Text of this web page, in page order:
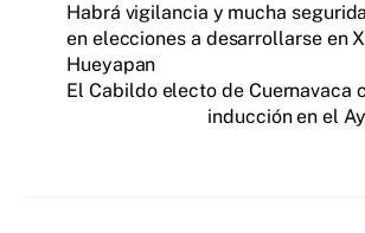
Habrá vigilancia y mucha
en elecciones a desarrollarse en
Hueyapan
El Cabildo electo de Cuernavaca
inducción en el